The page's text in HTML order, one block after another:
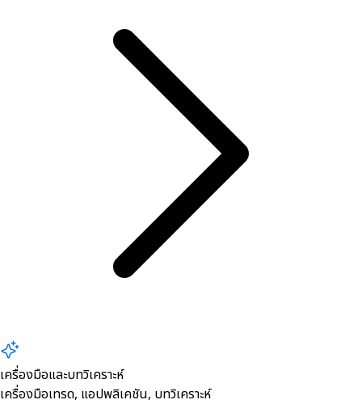
เครื่องมือและบทวิเคราะห์
เครื่องมือเทรด, ​แอปพลิเคชัน, บทวิเคราะห์